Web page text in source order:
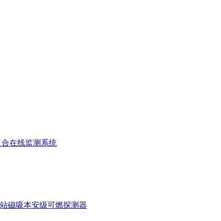
合在线监测系统
磁吸本安级可燃探测器